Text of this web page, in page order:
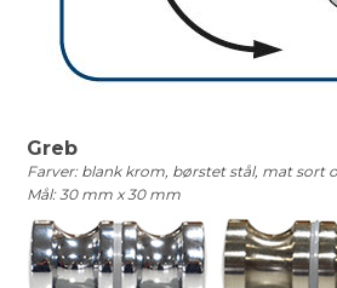
Greb
Farver: blank krom, børstet stål, mat sort
Mål: 30 mm x 30 mm